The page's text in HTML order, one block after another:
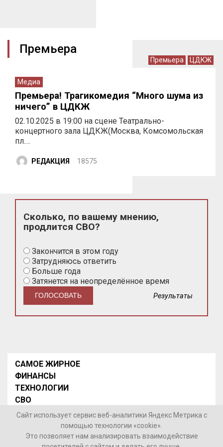
Премьера
Премьера ЦДКЖ
Медиа
Премьера! Трагикомедия “Много шума из
ничего” в ЦДКЖ
02.10.2025 в 19:00 на сцене Театрально-
концертного зала ЦДКЖ(Москва, Комсомольская
пл.…
РЕДАКЦИЯ 18575
Сколько, по вашему мнению,
продлится СВО?
Закончится в этом году
Затрудняюсь ответить
Больше года
Затянется на неопределённое время
Результаты
САМОЕ ЖИРНОЕ
ФИНАНСЫ
ТЕХНОЛОГИИ
СВО
НОВОСТИ В МИРЕ
НОВОСТИ РОССИИ
Контакты
Сайт использует сервис веб-аналитики Яндекс Метрика с
помощью технологии «cookie».
Это позволяет нам анализировать взаимодействие